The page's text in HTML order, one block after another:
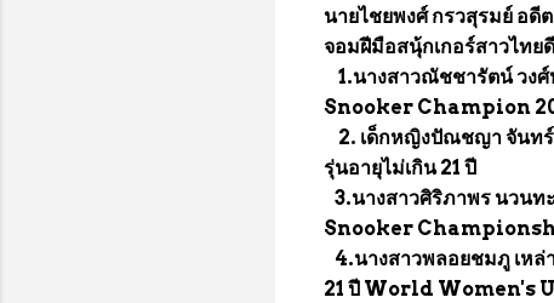
นายไชยพงศ์ กรวสุรมย์ อดี
จอมฝีมือสนุ้กเกอร์สาวไทย
1.นางสาวณัชชารัตน์ วง
Snooker Champion
2. เด็กหญิงปัณชญา จันทร์
รุ่นอายุไม่เกิน 21 ปี
3.นางสาวศิริภาพร นวนท
Snooker
4.นางสาวพลอยชมภู เหล่
21 ปี World Women's